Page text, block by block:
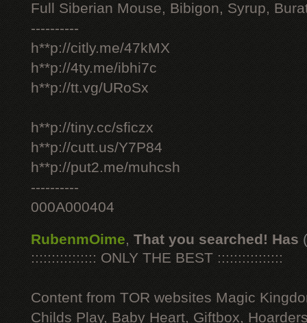
Full Siberian Mouse, Bibigon, Syrup,
----------
h**p://citly.me/47kMX
h**p://4ty.me/ibhi7c
h**p://tt.vg/URoSx
h**p://tiny.cc/sficzx
h**p://cutt.us/Y7P84
h**p://put2.me/muhcsh
----------
000A000404
RubenmOime, That you searched! Has
:::::::::::::::: ONLY THE BEST ::::::::::::::::
Content from TOR websites Magic
Childs Play, Baby Heart, Giftbox,